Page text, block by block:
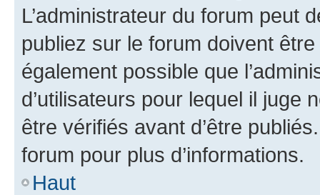
L’administrateur du forum peut
publiez sur le forum doivent
également possible que
d’utilisateurs pour lequel il juge
être vérifiés avant d’être
forum pour plus d’informations.
Haut